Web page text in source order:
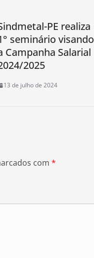
PE realiza
seminário visando
Campanha Salarial
2025
13 de julho de 2024
com *